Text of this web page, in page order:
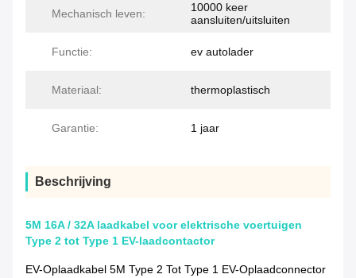
Mechanisch leven:
10000 keer
aansluiten/uitsluiten
Functie: ev autolader
Materiaal: thermoplastisch
Garantie: 1 jaar
Beschrijving
5M 16A / 32A laadkabel voor elektrische voertuigen
Type 2 tot Type 1 EV-laadcontactor
EV-Oplaadkabel 5M Type 2 Tot Type 1 EV-Oplaadconnector